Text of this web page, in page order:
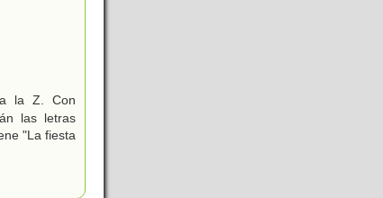
la Z. Con
las letras
"La fiesta